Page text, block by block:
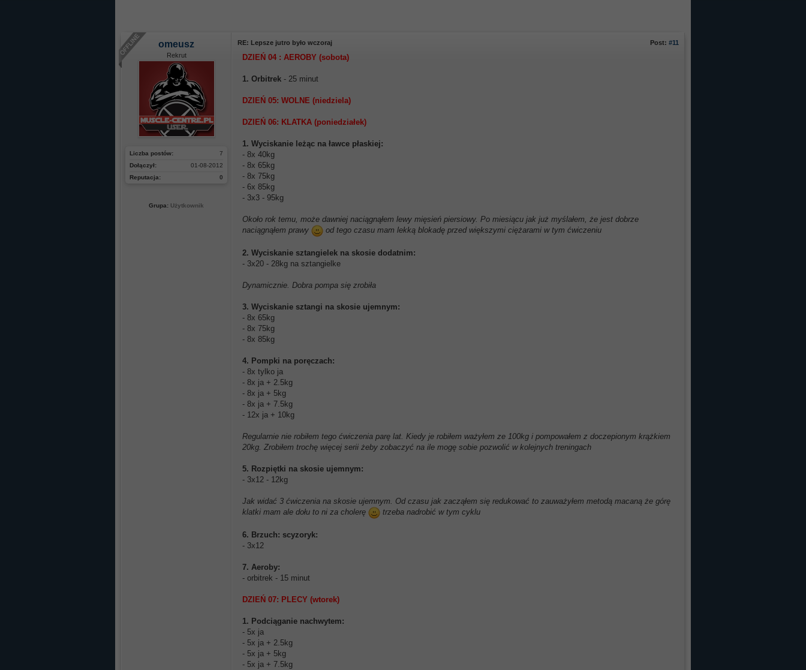
omeusz
Rekrut
7
Liczba postów:
01-08-2012
Dołączył:
0
Reputacja:
Grupa: Użytkownik
Post: #11
RE: Lepsze jutro było wczoraj
DZIEŃ 04 : AEROBY (sobota)
1. Orbitrek - 25 minut
DZIEŃ 05: WOLNE (niedziela)
DZIEŃ 06: KLATKA (poniedziałek)
1. Wyciskanie leżąc na ławce płaskiej:
- 8x 40kg
- 8x 65kg
- 8x 75kg
- 6x 85kg
- 3x3 - 95kg
Około rok temu, może dawniej naciągnąłem lewy mięsień piersiowy. Po miesiącu jak już myślałem, że jest dobrze
naciągnąłem prawy
od tego czasu mam lekką blokadę przed większymi ciężarami w tym ćwiczeniu
2. Wyciskanie sztangielek na skosie dodatnim:
- 3x20 - 28kg na sztangielke
Dynamicznie. Dobra pompa się zrobiła
3. Wyciskanie sztangi na skosie ujemnym:
- 8x 65kg
- 8x 75kg
- 8x 85kg
4. Pompki na poręczach:
- 8x tylko ja
- 8x ja + 2.5kg
- 8x ja + 5kg
- 8x ja + 7.5kg
- 12x ja + 10kg
Regularnie nie robiłem tego ćwiczenia parę lat. Kiedy je robiłem ważyłem ze 100kg i pompowałem z doczepionym krążkiem
20kg. Zrobiłem trochę więcej serii żeby zobaczyć na ile mogę sobie pozwolić w kolejnych treningach
5. Rozpiętki na skosie ujemnym:
- 3x12 - 12kg
Jak widać 3 ćwiczenia na skosie ujemnym. Od czasu jak zacząłem się redukować to zauważyłem metodą macaną że górę
klatki mam ale dołu to ni za cholerę
trzeba nadrobić w tym cyklu
6. Brzuch: scyzoryk:
- 3x12
7. Aeroby:
- orbitrek - 15 minut
DZIEŃ 07: PLECY (wtorek)
1. Podciąganie nachwytem:
- 5x ja
- 5x ja + 2.5kg
- 5x ja + 5kg
- 5x ja + 7.5kg